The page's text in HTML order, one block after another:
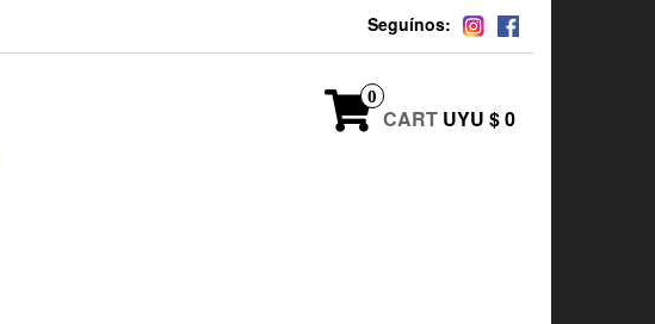
Seguínos:
0
CART UYU $ 0